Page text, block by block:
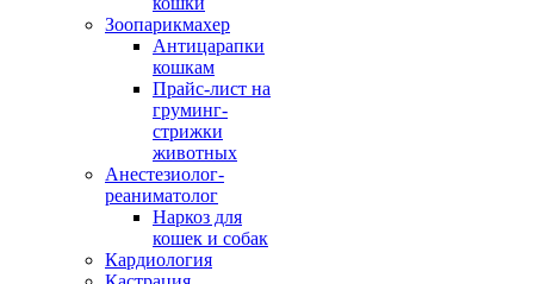
Зоопарикмахер
Антицарапки
кошкам
Прайс-лист на
груминг-
стрижки
животных
Анестезиолог-
реаниматолог
Наркоз для
кошек и собак
Кардиология